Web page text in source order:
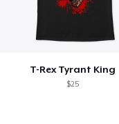
T-Rex Tyrant King
$25